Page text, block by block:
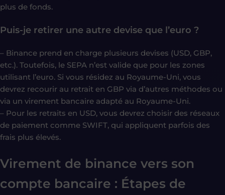
plus de fonds.
Puis-je retirer une autre devise que l’euro ?
– Binance prend en charge plusieurs devises (USD, GBP,
etc.). Toutefois, le SEPA n’est valide que pour les zones
utilisant l’euro. Si vous résidez au Royaume-Uni, vous
devrez recourir au retrait en GBP via d’autres méthodes ou
via un virement bancaire adapté au Royaume-Uni.
– Pour les retraits en USD, vous devrez choisir des réseaux
de paiement comme SWIFT, qui appliquent parfois des
frais plus élevés.
Virement de binance vers son
compte bancaire : Étapes de